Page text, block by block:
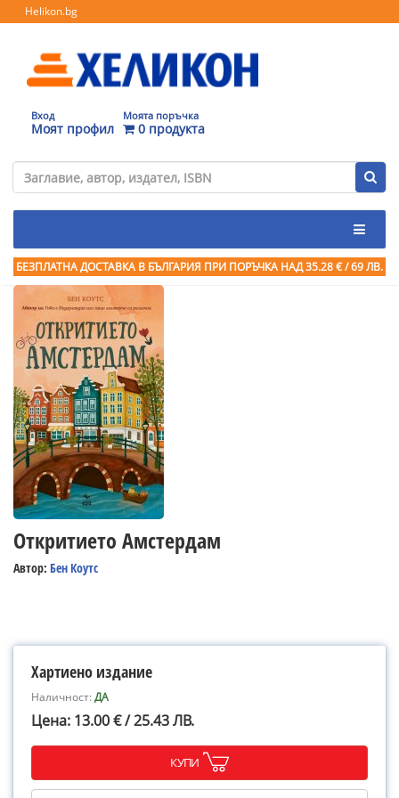
Helikon.bg
Вход
Моят профил
Моята поръчка
0 продукта
БЕЗПЛАТНА ДОСТАВКА В БЪЛГАРИЯ ПРИ ПОРЪЧКА НАД 35.28 € / 69 ЛВ.
Откритието Амстердам
Автор: Бен Коутс
Хартиено издание
Наличност:ДА
Цена: 13.00 € / 25.43 ЛВ.
КУПИ